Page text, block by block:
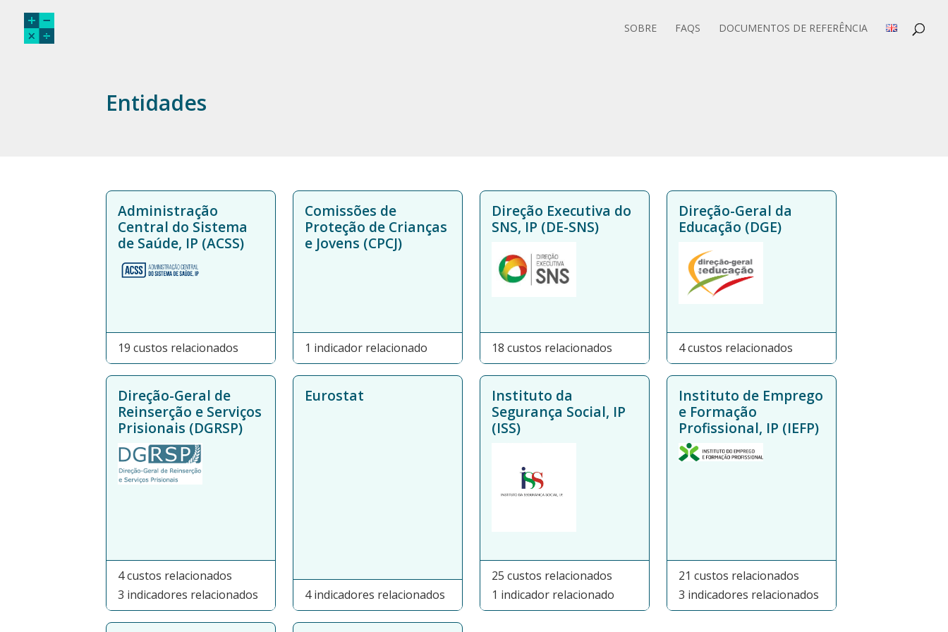
SOBRE FAQS DOCUMENTOS DE REFERÊNCIA
Entidades
Administração
Central do Sistema
de Saúde, IP (ACSS)
19 custos relacionados
Comissões de
Proteção de Crianças
e Jovens (CPCJ)
1 indicador relacionado
Direção Executiva do
SNS, IP (DE-SNS)
18 custos relacionados
Direção-Geral da
Educação (DGE)
4 custos relacionados
Direção-Geral de
Reinserção e Serviços
Prisionais (DGRSP)
4 custos relacionados
3 indicadores relacionados
Eurostat
4 indicadores relacionados
Instituto da
Segurança Social, IP
(ISS)
25 custos relacionados
1 indicador relacionado
Instituto de Emprego
e Formação
Profissional, IP (IEFP)
21 custos relacionados
3 indicadores relacionados